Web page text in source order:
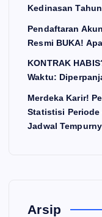
Kedinasan
Pendaftaran
Resmi BUKA!
KONTRAK
Waktu:
Merdeka Karir!
Statistisi Periode
Jadwal
Arsip